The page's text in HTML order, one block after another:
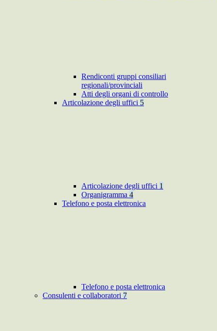
Rendiconti gruppi consiliari
regionali/provinciali
Atti degli organi di controllo
Articolazione degli uffici 5
Articolazione degli uffici 1
Organigramma 4
Telefono e posta elettronica
Telefono e posta elettronica
Consulenti e collaboratori 7